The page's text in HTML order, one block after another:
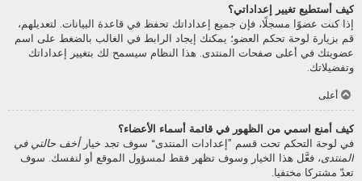
كيف أستطيع تغيير إعداداتي؟
إذا كنت عضوًا مسجلًا، فإن جميع إعداداتك تحفظ في قاعدة البيانات. لتعديلهم،
قم بزيارة لوحة تحكم العضو؛ يمكنك إيجاد الرابط في الغالب بالضغط على اسم
عضويتك في أعلى صفحات المنتدى. هذا النظام سيسمح لك بتغيير إعداداتك
وتفضيلاتك.
أعلى
كيف أمنع اسمي من الظهور في قائمة أسماء الأعضاء؟
في لوحة التحكم تحت قسم ”إعدادات المنتدى“ سوف تجد خيارأخف حالتي في
المنتدى، فعَّل هذا الخيار وسوف تظهر فقط لمسؤول الموقع أو لنفسك. سوف
تعدّ مشتركا مختفيا.